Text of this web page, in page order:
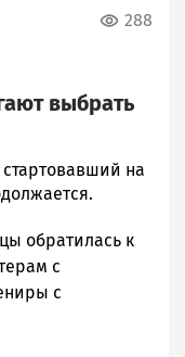
288
выбрать
на
обратилась к
с
с